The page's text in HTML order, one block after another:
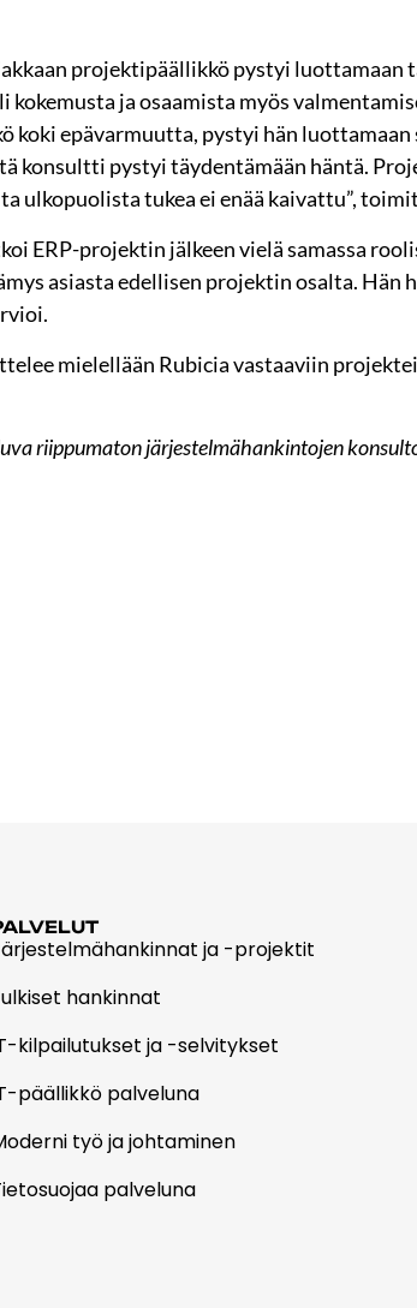
projektipäällikkö pystyi
ja osaamista myös
epävarmuutta, pystyi hän
konsultti pystyi täydentämään häntä.
ulkopuolista tukea ei enää kaivattu”,
ERP-projektin jälkeen vielä samassa
asiasta edellisen projektin osalta. Hän
mielellään Rubicia vastaaviin
riippumaton järjestelmähankintojen
ja -projektit
hankinnat
kilpailutukset ja -selvitykset
päällikkö palveluna
työ ja johtaminen
palveluna